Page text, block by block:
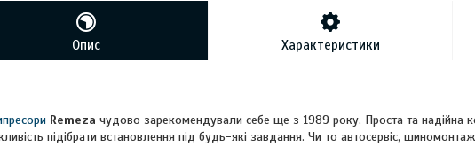
Опис Характеристики
Remeza чудово зарекомендували себе ще з 1989 року. Проста та надійна
підібрати встановлення під будь-які завдання. Чи то автосервіс,